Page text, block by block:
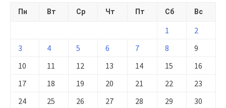
Пн Вт Ср Чт Пт Сб Вс
1
2
3
4 5 6 7 8
9
10
11 12 13 14 15
16
17
18 19 20 21 22
23
24
25 26 27 28 29
30